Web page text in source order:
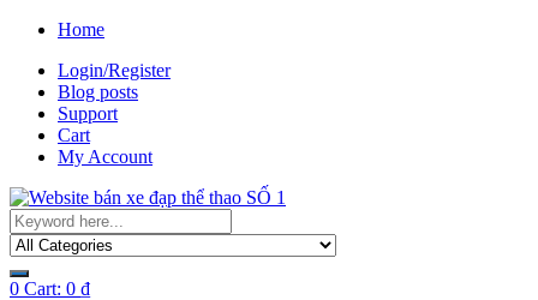
Home
Login/Register
Blog posts
Support
Cart
My Account
0 Cart: 0 ₫